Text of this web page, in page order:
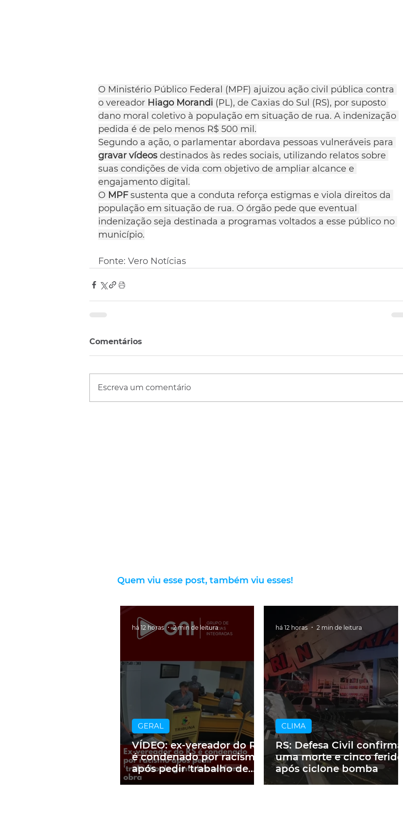
O Ministério Público Federal (MPF) ajuizou ação civil pública contra
o vereador Hiago Morandi (PL), de Caxias do Sul (RS), por suposto
dano moral coletivo à população em situação de rua. A indenização
pedida é de pelo menos R$ 500 mil.
Segundo a ação, o parlamentar abordava pessoas vulneráveis para
gravar vídeos destinados às redes sociais, utilizando relatos sobre
suas condições de vida com objetivo de ampliar alcance e
engajamento digital.
O MPF sustenta que a conduta reforça estigmas e viola direitos da
população em situação de rua. O órgão pede que eventual
indenização seja destinada a programas voltados a esse público no
município.
Fonte: Vero Notícias
Comentários
Escreva um comentário
Quem viu esse post, também viu esses!
VÍDEO: ex-vereador do RS
é condenado por racismo
após pedir 'trabalho de
gente branca' em obra
GERAL
há 12 horas 2 min de leitura
RS: Defesa Civil confirma
uma morte e cinco feridos
após ciclone bomba
CLIMA
há 12 horas 2 min de leitura